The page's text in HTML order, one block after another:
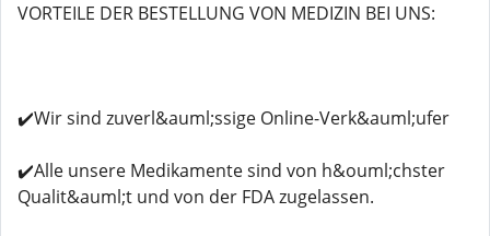
VORTEILE DER BESTELLUNG VON MEDIZIN BEI UNS:
✔️Wir sind zuverl&auml;ssige Online-Verk&auml;ufer
✔️Alle unsere Medikamente sind von h&ouml;chster
Qualit&auml;t und von der FDA zugelassen.